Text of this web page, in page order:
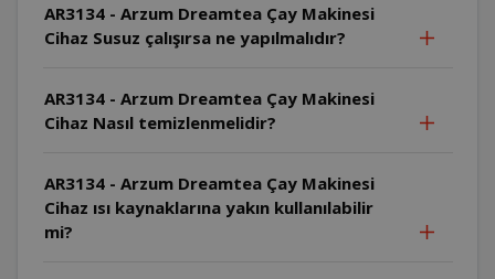
AR3134 - Arzum Dreamtea Çay Makinesi
Cihaz Susuz çalışırsa ne yapılmalıdır?
AR3134 - Arzum Dreamtea Çay Makinesi
Cihaz Nasıl temizlenmelidir?
AR3134 - Arzum Dreamtea Çay Makinesi
Cihaz ısı kaynaklarına yakın kullanılabilir
mi?